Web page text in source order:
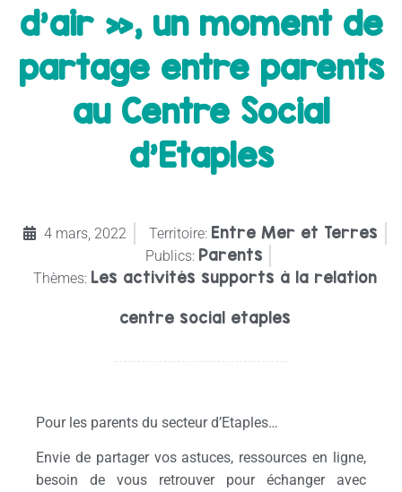
d’air », un moment de
partage entre parents
au Centre Social
d’Etaples
4 mars, 2022 Territoire: Entre Mer et Terres
Publics: Parents
Thèmes: Les activités supports à la relation
centre social etaples
Pour les parents du secteur d’Etaples…
Envie de partager vos astuces, ressources en ligne,
besoin de vous retrouver pour échanger avec